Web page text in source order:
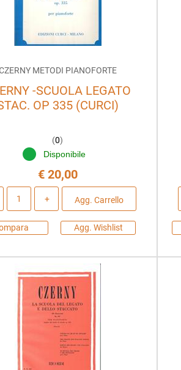
METODI PIANOFORTE
-SCUOLA LEGATO
OP 335 (CURCI)
(0)
Disponibile
€ 20,00
Agg. Carrello
Agg. Wishlist